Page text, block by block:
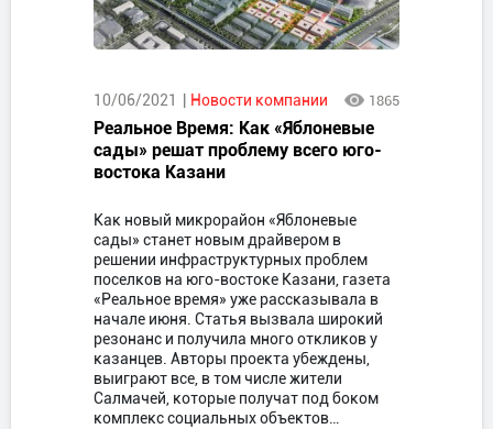
10/06/2021 Новости компании 1865
Реальное Время: Как «Яблоневые
сады» решат проблему всего юго-
востока Казани
Как новый микрорайон «Яблоневые
сады» станет новым драйвером в
решении инфраструктурных проблем
поселков на юго-востоке Казани, газета
«Реальное время» уже рассказывала в
начале июня. Статья вызвала широкий
резонанс и получила много откликов у
казанцев. Авторы проекта убеждены,
выиграют все, в том числе жители
Салмачей, которые получат под боком
комплекс социальных объектов…